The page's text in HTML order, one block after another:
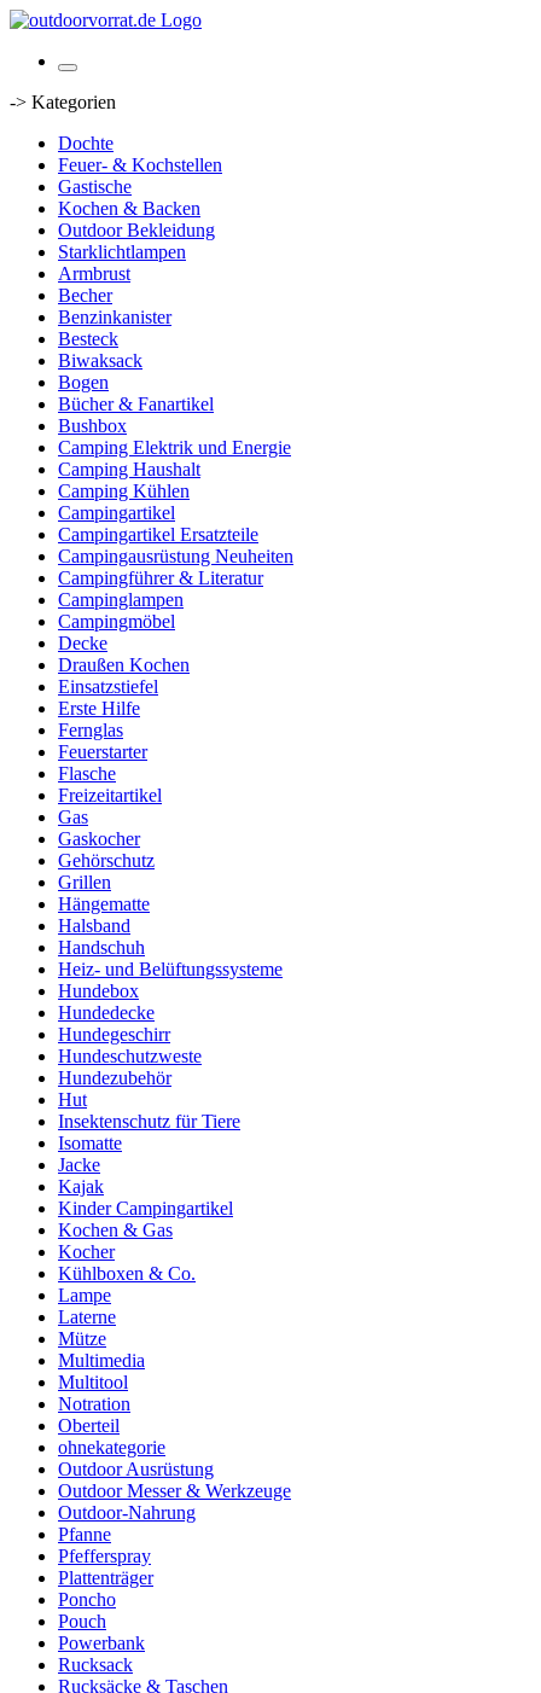
-> Kategorien
Dochte
Feuer- & Kochstellen
Gastische
Kochen & Backen
Outdoor Bekleidung
Starklichtlampen
Armbrust
Becher
Benzinkanister
Besteck
Biwaksack
Bogen
Bücher & Fanartikel
Bushbox
Camping Elektrik und Energie
Camping Haushalt
Camping Kühlen
Campingartikel
Campingartikel Ersatzteile
Campingausrüstung Neuheiten
Campingführer & Literatur
Campinglampen
Campingmöbel
Decke
Draußen Kochen
Einsatzstiefel
Erste Hilfe
Fernglas
Feuerstarter
Flasche
Freizeitartikel
Gas
Gaskocher
Gehörschutz
Grillen
Hängematte
Halsband
Handschuh
Heiz- und Belüftungssysteme
Hundebox
Hundedecke
Hundegeschirr
Hundeschutzweste
Hundezubehör
Hut
Insektenschutz für Tiere
Isomatte
Jacke
Kajak
Kinder Campingartikel
Kochen & Gas
Kocher
Kühlboxen & Co.
Lampe
Laterne
Mütze
Multimedia
Multitool
Notration
Oberteil
ohnekategorie
Outdoor Ausrüstung
Outdoor Messer & Werkzeuge
Outdoor-Nahrung
Pfanne
Pfefferspray
Plattenträger
Poncho
Pouch
Powerbank
Rucksack
Rucksäcke & Taschen